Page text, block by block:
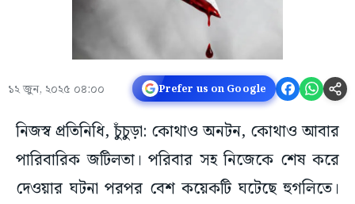
১২ জুন, ২০২৫ ০৪:০০ Prefer us on Google
নিজস্ব প্রতিনিধি, চুঁচুড়া: কোথাও অনটন, কোথাও আবার
পারিবারিক জটিলতা। পরিবার সহ নিজেকে শেষ করে
দেওয়ার ঘটনা পরপর বেশ কয়েকটি ঘটেছে হুগলিতে।